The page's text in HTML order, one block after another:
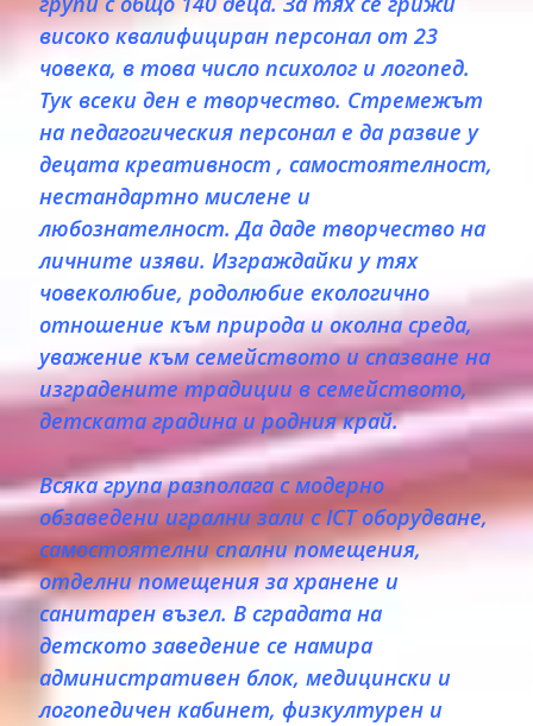
високо квалифициран персонал от 23
човека, в това число психолог и логопед.
Тук всеки ден е творчество. Стремежът
на педагогическия персонал е да развие у
децата креативност , самостоятелност,
нестандартно мислене и
любознателност. Да даде творчество на
личните изяви. Изграждайки у тях
човеколюбие, родолюбие екологично
отношение към природа и околна среда,
уважение към семейството и спазване на
изградените традиции в семейството,
детската градина и родния край.
Всяка група разполага с модерно
обзаведени игрални зали с ICT оборудване,
самостоятелни спални помещения,
отделни помещения за хранене и
санитарен възел. В сградата на
детското заведение се намира
административен блок, медицински и
логопедичен кабинет, физкултурен и